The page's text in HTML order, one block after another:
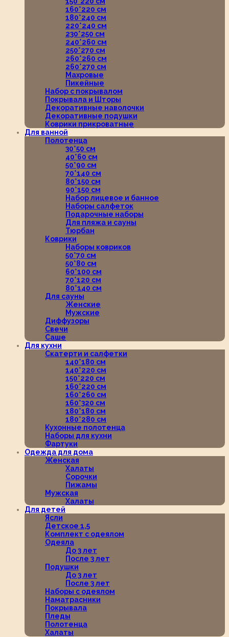
160*220 см
180*240 см
220*240 см
230*250 см
240*260 см
250*270 см
260*260 см
260*270 см
Махровые
Пикейные
Набор с покрывалом
Покрывала и Шторы
Декоративные наволочки
Декоративные подушки
Коврики прикроватные
Для ванной
Полотенца
30*50 см
40*60 см
50*90 см
70*140 см
80*150 см
90*150 см
Набор лицевое и банное
Наборы салфеток
Подарочные наборы
Для пляжа и сауны
Тюрбан
Коврики
Наборы ковриков
50*70 см
50*80 см
60*100 см
70*120 см
80*140 см
Для сауны
Женские
Мужские
Диффузоры
Свечи
Саше
Для кухни
Скатерти и салфетки
140*180 см
140*220 см
150*220 см
160*220 см
160*260 см
160*320 см
180*180 см
180*280 см
Кухонные полотенца
Наборы для кухни
Фартуки
Одежда для дома
Женская
Халаты
Сорочки
Пижамы
Мужская
Халаты
Для детей
Ясли
Детское 1,5
Комплект с одеялом
Одеяла
До 3 лет
После 3 лет
Подушки
До 3 лет
После 3 лет
Наборы с одеялом
Наматрасники
Покрывала
Пледы
Полотенца
Халаты